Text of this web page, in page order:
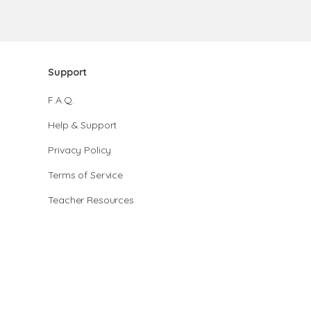
Support
F.A.Q.
Help & Support
Privacy Policy
Terms of Service
Teacher Resources